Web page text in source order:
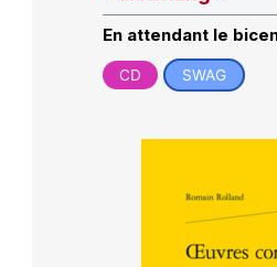
En attendant le
CD SWAG